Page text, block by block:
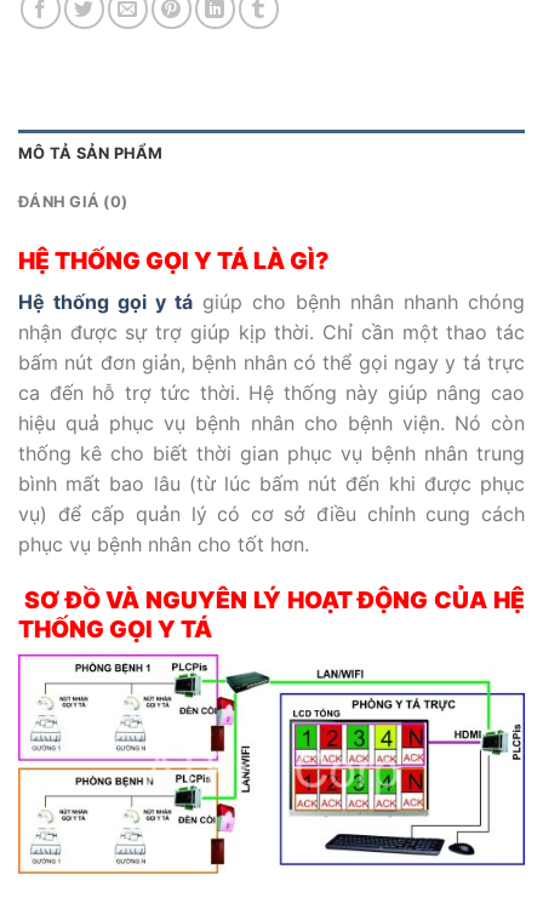
MÔ TẢ SẢN PHẨM
ĐÁNH GIÁ (0)
HỆ THỐNG GỌI Y TÁ LÀ GÌ?
Hệ thống gọi y tá giúp cho bệnh nhân nhanh chóng
nhận được sự trợ giúp kịp thời. Chỉ cần một thao tác
bấm nút đơn giản, bệnh nhân có thể gọi ngay y tá trực
ca đến hỗ trợ tức thời. Hệ thống này giúp nâng cao
hiệu quả phục vụ bệnh nhân cho bệnh viện. Nó còn
thống kê cho biết thời gian phục vụ bệnh nhân trung
bình mất bao lâu (từ lúc bấm nút đến khi được phục
vụ) để cấp quản lý có cơ sở điều chỉnh cung cách
phục vụ bệnh nhân cho tốt hơn.
SƠ ĐỒ VÀ NGUYÊN LÝ HOẠT ĐỘNG CỦA HỆ
THỐNG GỌI Y TÁ